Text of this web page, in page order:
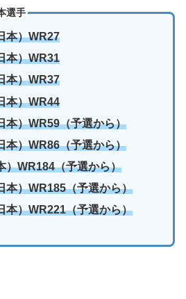
選手
）WR27
）WR31
）WR37
）WR44
）WR59（予選から）
）WR86（予選から）
WR184（予選から）
）WR185（予選から）
）WR221（予選から）